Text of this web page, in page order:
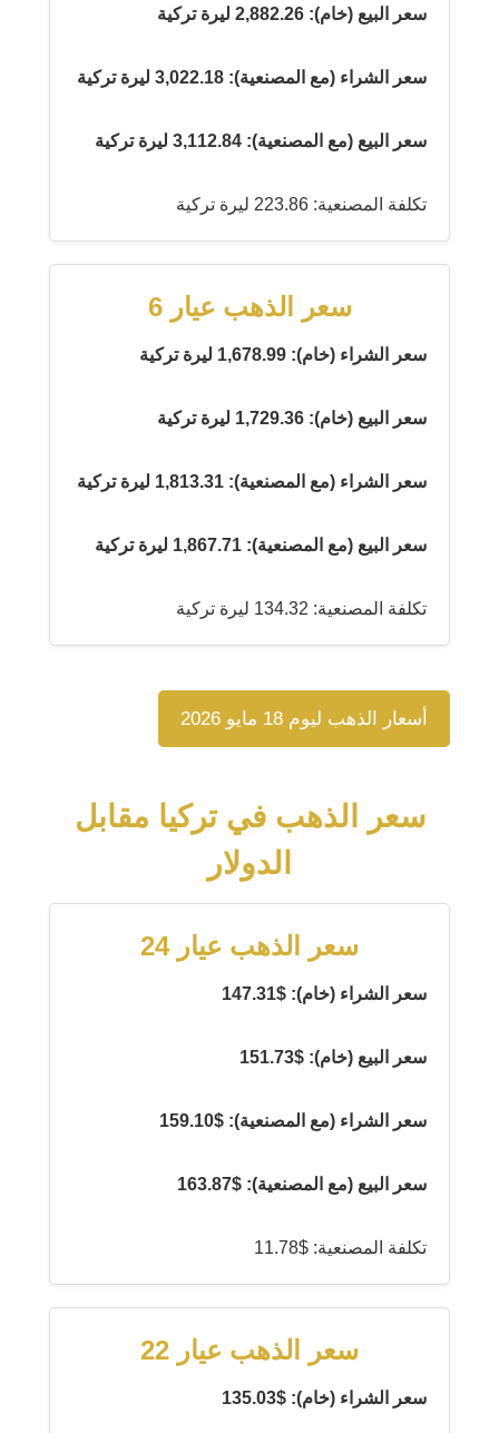
سعر البيع (خام): 2,882.26 ليرة تركية
سعر الشراء (مع المصنعية): 3,022.18 ليرة تركية
سعر البيع (مع المصنعية): 3,112.84 ليرة تركية
تكلفة المصنعية: 223.86 ليرة تركية
سعر الذهب عيار 6
سعر الشراء (خام): 1,678.99 ليرة تركية
سعر البيع (خام): 1,729.36 ليرة تركية
سعر الشراء (مع المصنعية): 1,813.31 ليرة تركية
سعر البيع (مع المصنعية): 1,867.71 ليرة تركية
تكلفة المصنعية: 134.32 ليرة تركية
أسعار الذهب ليوم 18 مايو 2026
سعر الذهب في تركيا مقابل
الدولار
سعر الذهب عيار 24
سعر الشراء (خام): $147.31
سعر البيع (خام): $151.73
سعر الشراء (مع المصنعية): $159.10
سعر البيع (مع المصنعية): $163.87
تكلفة المصنعية: $11.78
سعر الذهب عيار 22
سعر الشراء (خام): $135.03